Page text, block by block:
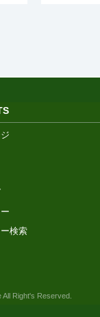
検索
Right's Reserved.